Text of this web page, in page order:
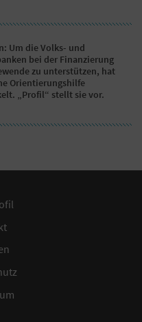
Um die Volks- und
bei der Finanzierung
zu unterstützen, hat
Orientierungshilfe
„Profil“ stellt sie vor.